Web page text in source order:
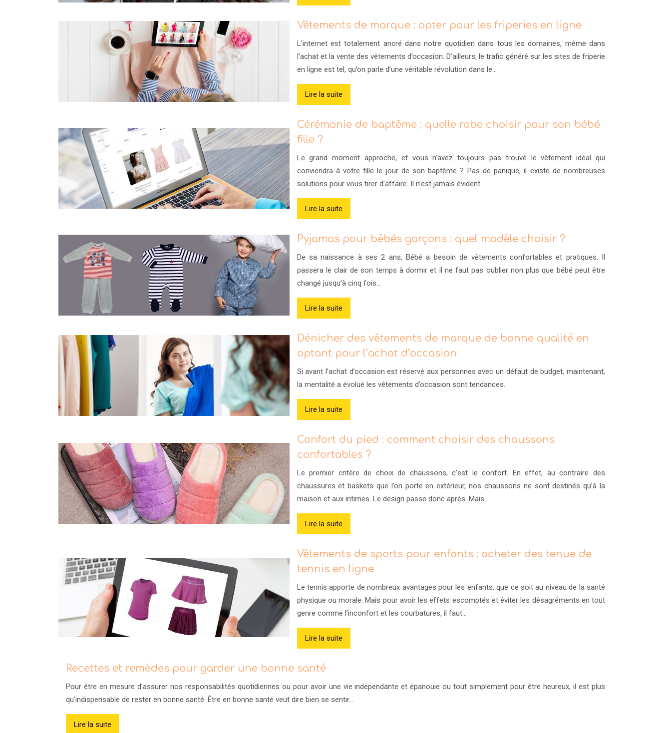
Vêtements de marque : opter pour les friperies en ligne
L’internet est totalement ancré dans notre quotidien dans tous les domaines, même dans
l’achat et la vente des vêtements d’occasion. D’ailleurs, le trafic généré sur les sites de friperie
en ligne est tel, qu’on parle d’une véritable révolution dans le…
Lire la suite
Cérémonie de baptême : quelle robe choisir pour son bébé
fille ?
Le grand moment approche, et vous n’avez toujours pas trouvé le vêtement idéal qui
conviendra à votre fille le jour de son baptême ? Pas de panique, il existe de nombreuses
solutions pour vous tirer d’affaire. Il n’est jamais évident…
Lire la suite
Pyjamas pour bébés garçons : quel modèle choisir ?
De sa naissance à ses 2 ans, Bébé a besoin de vêtements confortables et pratiques. Il
passera le clair de son temps à dormir et il ne faut pas oublier non plus que bébé peut être
changé jusqu’à cinq fois…
Lire la suite
Dénicher des vêtements de marque de bonne qualité en
optant pour l’achat d’occasion
Si avant l’achat d’occasion est réservé aux personnes avec un défaut de budget, maintenant,
la mentalité a évolué les vêtements d’occasion sont tendances.
Lire la suite
Confort du pied : comment choisir des chaussons
confortables ?
Le premier critère de choix de chaussons, c’est le confort. En effet, au contraire des
chaussures et baskets que l’on porte en extérieur, nos chaussons ne sont destinés qu’à la
maison et aux intimes. Le design passe donc après. Mais…
Lire la suite
Vêtements de sports pour enfants : acheter des tenue de
tennis en ligne
Le tennis apporte de nombreux avantages pour les enfants, que ce soit au niveau de la santé
physique ou morale. Mais pour avoir les effets escomptés et éviter les désagréments en tout
genre comme l’inconfort et les courbatures, il faut…
Lire la suite
Recettes et remèdes pour garder une bonne santé
Pour être en mesure d’assurer nos responsabilités quotidiennes ou pour avoir une vie indépendante et épanouie ou tout simplement pour être heureux, il est plus
qu’indispensable de rester en bonne santé. Être en bonne santé veut dire bien se sentir…
Lire la suite